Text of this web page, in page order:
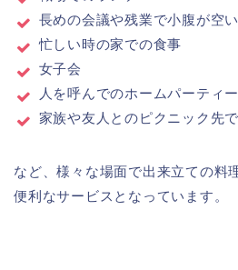
長めの会議や残業で小腹が空
忙しい時の家での食事
女子会
人を呼んでのホームパーティー
家族や友人とのピクニック先
など、様々な場面で出来立ての料
便利なサービスとなっています。